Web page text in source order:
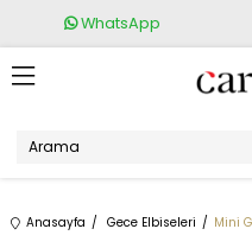
WhatsApp
Anasayfa Gece Elbiseleri Mini